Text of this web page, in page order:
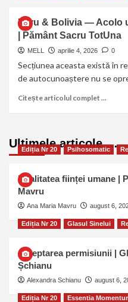
Peru & Bolivia — Acolo
| Pământ Sacru TotUna
MELL aprilie 4, 2026 0
Secțiunea aceasta există în
de autocunoaștere nu se
Citește articolul complet ...
Ultimele articole …
Ediția Nr 20 Psihosomatic
Dualitatea ființei umane |
Mavru
Ana Maria Mavru august 6,
Ediția Nr 20 Glasul Sinelui
Așteptarea permisiunii |
Șchianu
Alexandra Schianu august 6,
Ediția Nr 20 Essentia